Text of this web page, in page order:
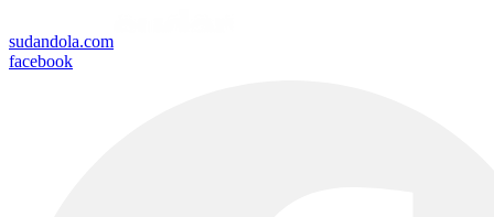
sudandola.com
facebook